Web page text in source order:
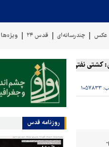
عکس چندرسانه‌ای قدس ۲۴ ویژه‌ها
نفتی عربستان را با موشک بالستیک
۱۰۵۷۸۳۳
روزنامه قدس